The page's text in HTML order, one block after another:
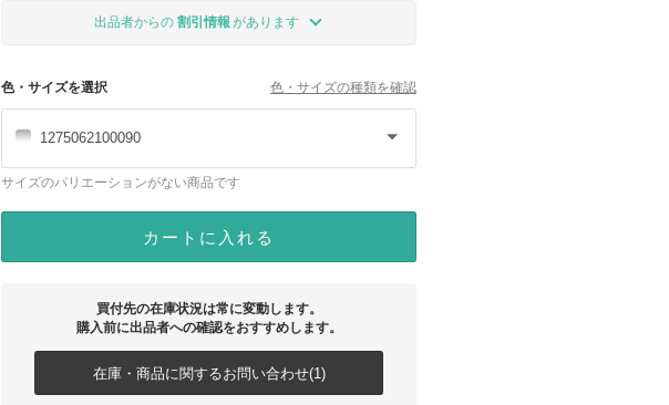
出品者からの 割引情報 があります
色・サイズを選択 色・サイズの種類を確認
1275062100090
サイズのバリエーションがない商品です
カートに入れる
買付先の在庫状況は常に変動します。
購入前に出品者への確認をおすすめします。
在庫・商品に関するお問い合わせ(1)